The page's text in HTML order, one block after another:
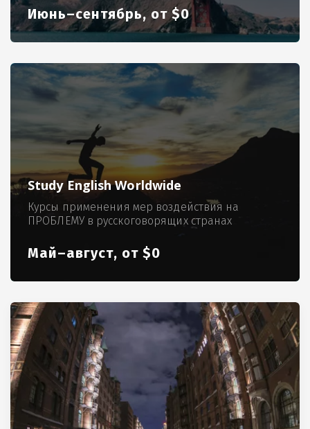
Июнь–сентябрь, от $0
Study English Worldwide
Курсы применения мер воздействия на
ПРОБЛЕМУ в русскоговорящих странах
Май–август, от $0